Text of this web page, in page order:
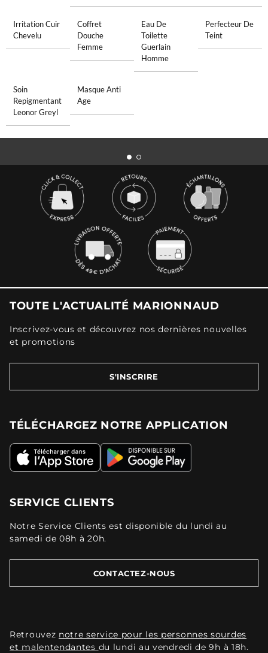
Irritation Cuir
Chevelu
Coffret
Douche
Femme
Eau De
Toilette
Guerlain
Homme
Perfecteur De
Teint
Soin
Repigmentant
Leonor Greyl
Masque Anti
Age
TOUTE L'ACTUALITÉ MARIONNAUD
Inscrivez-vous et découvrez nos dernières nouvelles
et promotions
S'INSCRIRE
TÉLÉCHARGEZ NOTRE APPLICATION
SERVICE CLIENTS
Notre Service Clients est disponible du lundi au
samedi de 08h à 20h.
CONTACTEZ-NOUS
Retrouvez notre service pour les personnes sourdes
et malentendantes du lundi au vendredi de 9h à 18h.